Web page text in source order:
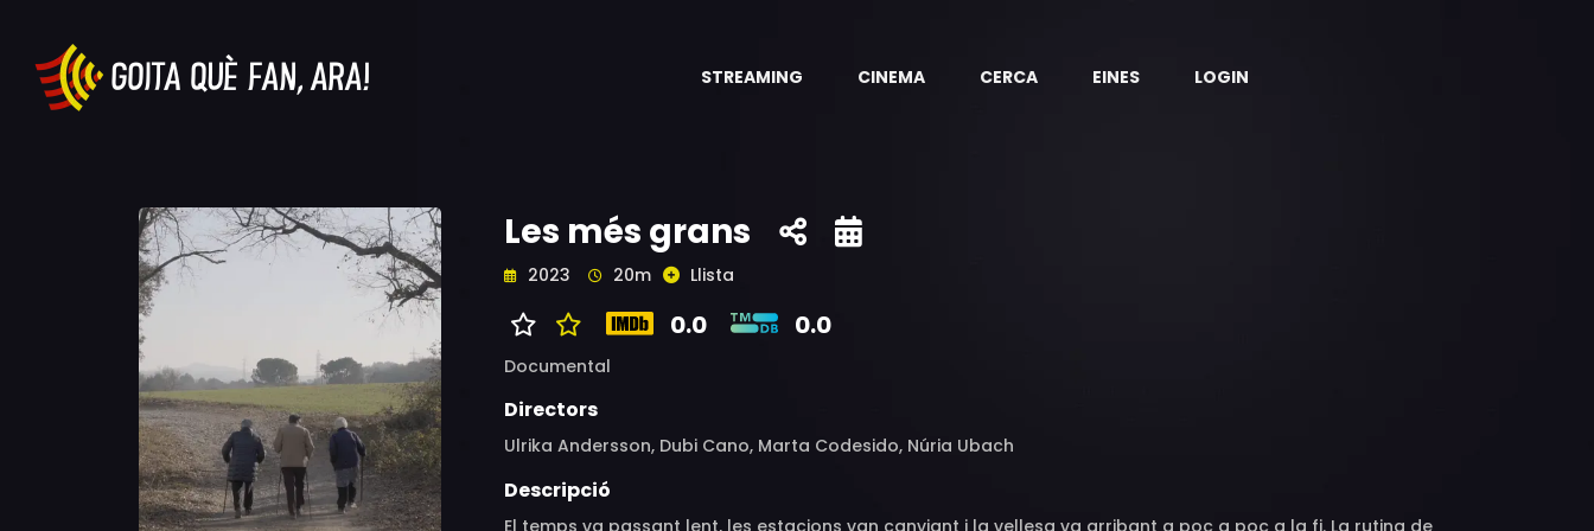
STREAMING CINEMA CERCA EINES LOGIN
Les més grans
2023 20m Llista
0.0 0.0
Documental
Directors
Ulrika Andersson, Dubi Cano, Marta Codesido, Núria Ubach
Descripció
El temps va passant lent, les estacions van canviant i la vellesa va arribant a poc a poc a la fi. La rutina de